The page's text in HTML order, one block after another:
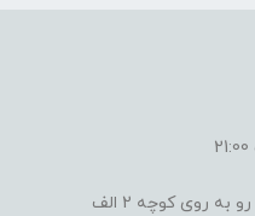
روی کوچه 2 الف